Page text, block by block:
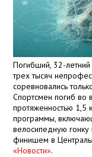
Погибший, 32-
трех тысяч
соревновались
Спортсмен погиб во
протяженностью 1,5
программы,
велосипедную
финишем в
«Новости».